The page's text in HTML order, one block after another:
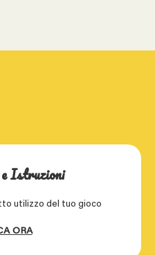
Istruzioni
utilizzo del tuo gioco
ORA